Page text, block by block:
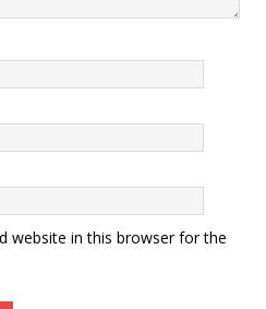
website in this browser for the